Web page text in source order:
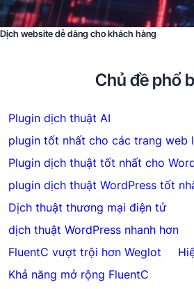
Dịch website dễ dàng cho khách hàng
Chủ đề phổ
Plugin dịch thuật AI
plugin tốt nhất cho các trang web
Plugin dịch thuật tốt nhất cho
plugin dịch thuật WordPress tốt
Dịch thuật thương mại điện tử
dịch thuật WordPress nhanh hơn
FluentC vượt trội hơn Weglot
Khả năng mở rộng FluentC